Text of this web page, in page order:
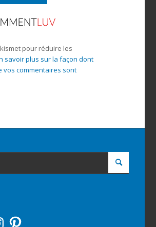
pour réduire les
savoir plus sur la façon dont
vos commentaires sont
Pinterest